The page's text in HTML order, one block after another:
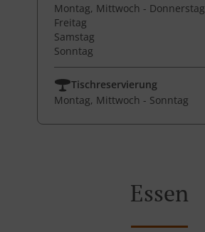
Montag, Mittwoch - Donnerstag
Freitag
Samstag
Sonntag
Tischreservierung
Montag, Mittwoch - Sonntag
Essen